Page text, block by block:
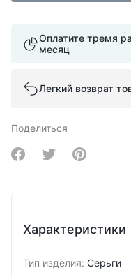
Оплатите тремя
месяц
Легкий возврат
Поделиться
Share on Facebook
Share on Twitter
Share on
Характеристики
Тип изделия: Серьги